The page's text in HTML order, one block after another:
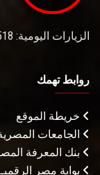
الزيارات اليومية: 518
روابط تهمك
خريطة الموقع
الجامعات
بنك المعرفة
بوابة مصر